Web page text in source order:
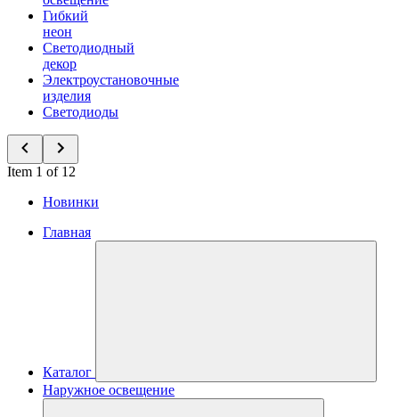
Гибкий
неон
Светодиодный
декор
Электроустановочные
изделия
Светодиоды
Item 1 of 12
Новинки
Главная
Каталог
Наружное освещение